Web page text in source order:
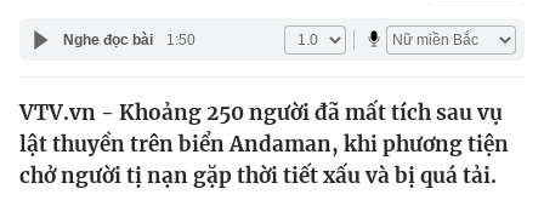
Y tế
Thế giới
Tin tức
Kinh tế
Nghe đọc bài 1:50
VTV.vn - Khoảng 250 người đã mất tích sau vụ
lật thuyền trên biển Andaman, khi phương tiện
chở người tị nạn gặp thời tiết xấu và bị quá tải.